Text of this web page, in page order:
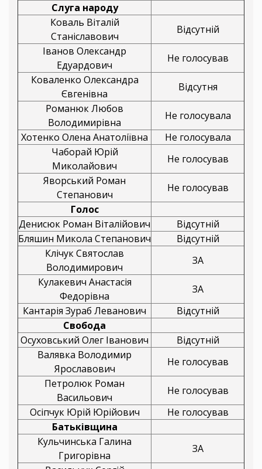
Слуга народу
Коваль Віталій
Станіславович
Відсутній
Іванов Олександр
Едуардович
Не голосував
Коваленко Олександра
Євгенівна
Відсутня
Романюк Любов
Володимирівна
Не голосувала
Хотенко Олена Анатоліївна
Не голосувала
Чаборай Юрій
Миколайович
Не голосував
Яворський Роман
Степанович
Не голосував
Голос
Денисюк Роман Віталійович
Відсутній
Бляшин Микола Степанович
Відсутній
Клічук Святослав
Володимирович
ЗА
Кулакевич Анастасія
Федорівна
ЗА
Кантарія Зураб Леванович
Відсутній
Свобода
Осуховський Олег Іванович
Відсутній
Валявка Володимир
Ярославович
Не голосував
Петролюк Роман
Васильович
Не голосував
Осіпчук Юрій Юрійович
Не голосував
Батьківщина
Кульчинська Галина
Григорівна
ЗА